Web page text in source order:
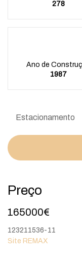
278
Ano de
1987
Estacionamento
Preço
165000€
123211536-11
Site REMAX